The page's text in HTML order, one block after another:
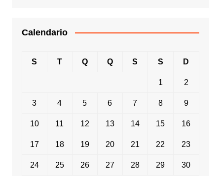
Calendario
S T Q Q S S D
1 2
3 4 5 6 7 8 9
10 11 12 13 14 15 16
17 18 19 20 21 22 23
24 25 26 27 28 29 30